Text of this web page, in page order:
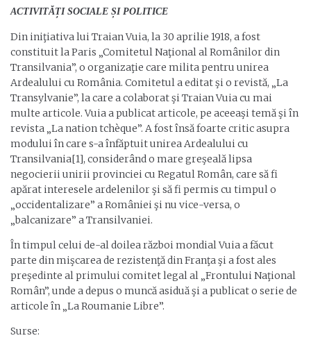
ACTIVITĂȚI SOCIALE ȘI POLITICE
Din iniţiativa lui Traian Vuia, la 30 aprilie 1918, a fost
constituit la Paris „Comitetul Naţional al Românilor din
Transilvania”, o organizaţie care milita pentru unirea
Ardealului cu România. Comitetul a editat şi o revistă, „La
Transylvanie”, la care a colaborat şi Traian Vuia cu mai
multe articole. Vuia a publicat articole, pe aceeaşi temă şi în
revista „La nation tchèque”. A fost însă foarte critic asupra
modului în care s-a înfăptuit unirea Ardealului cu
Transilvania[1], considerând o mare greşeală lipsa
negocierii unirii provinciei cu Regatul Român, care să fi
apărat interesele ardelenilor şi să fi permis cu timpul o
„occidentalizare” a României şi nu vice-versa, o
„balcanizare” a Transilvaniei.
În timpul celui de-al doilea război mondial Vuia a făcut
parte din mişcarea de rezistenţă din Franţa şi a fost ales
preşedinte al primului comitet legal al „Frontului Naţional
Român”, unde a depus o muncă asiduă şi a publicat o serie de
articole în „La Roumanie Libre”.
Surse: